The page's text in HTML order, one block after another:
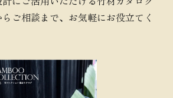
ご相談まで、お気軽にお役立てく